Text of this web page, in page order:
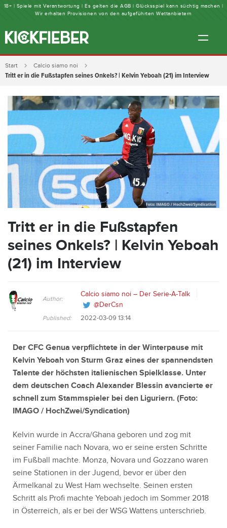
18+ | Spiele mit Verantwortung | Es gelten die AGB | Glücksspiel kann süchtig machen |
Wir erhalten Provisionen von den aufgeführten Wettanbietern
Start Calcio siamo noi
Tritt er in die Fußstapfen seines Onkels? | Kelvin Yeboah (21) im Interview
Tritt er in die Fußstapfen
seines Onkels? | Kelvin Yeboah
(21) im Interview
Author:
Calcio siamo noi – Der Serie-A-Talk
@DerCsn
Published: 2022-03-09 13:14
Der CFC Genua verpflichtete in der Winterpause mit
Kelvin Yeboah von Sturm Graz eines der spannendsten
Talente der höchsten italienischen Spielklasse. Unter
dem deutschen Coach Alexander Blessin avancierte er
schnell zum Stammspieler bei den Liguriern. (Foto:
IMAGO / HochZwei/Syndication)
Kelvin wurde in Accra/Ghana geboren und zog mit
seiner Familie nach Novara, wo er seine ersten Schritte
im Fußball machte. Monza, Novara und Gozzano waren
seine Stationen in der Jugend, bevor er über den
Ärmelkanal zu West Ham wechselte. Seinen ersten
Schritt als Profi machte Yeboah jedoch im Sommer 2018
in Österreich, als er bei der WSG Wattens unterschrieb.